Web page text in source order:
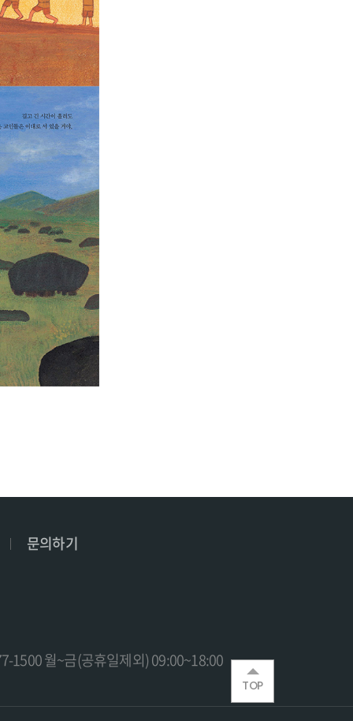
문의하기
1500 월~금(공휴일제외) 09:00~18:00
TOP